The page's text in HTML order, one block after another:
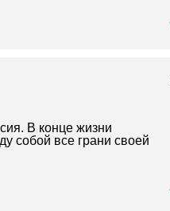
В конце жизни
собой все грани своей